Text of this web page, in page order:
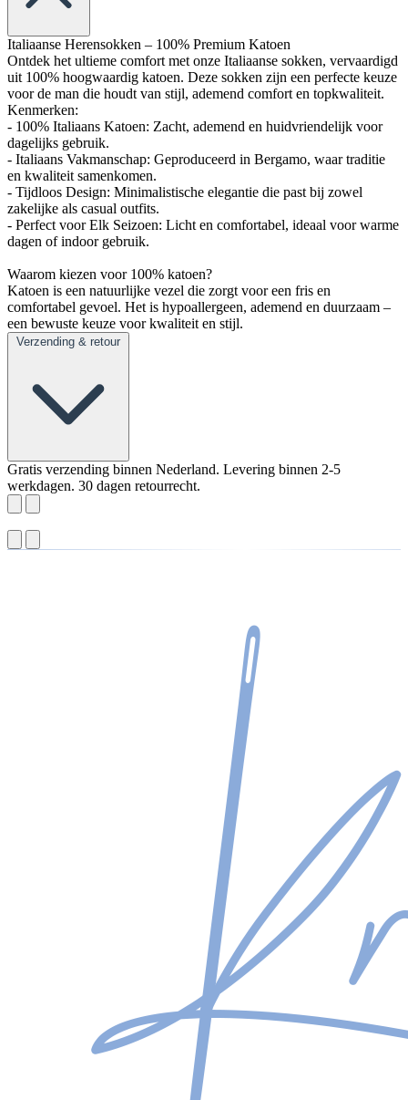
Italiaanse Herensokken – 100% Premium Katoen
Ontdek het ultieme comfort met onze Italiaanse sokken, vervaardigd
uit 100% hoogwaardig katoen. Deze sokken zijn een perfecte keuze
voor de man die houdt van stijl, ademend comfort en topkwaliteit.
Kenmerken:
- 100% Italiaans Katoen: Zacht, ademend en huidvriendelijk voor
dagelijks gebruik.
- Italiaans Vakmanschap: Geproduceerd in Bergamo, waar traditie
en kwaliteit samenkomen.
- Tijdloos Design: Minimalistische elegantie die past bij zowel
zakelijke als casual outfits.
- Perfect voor Elk Seizoen: Licht en comfortabel, ideaal voor warme
dagen of indoor gebruik.
Waarom kiezen voor 100% katoen?
Katoen is een natuurlijke vezel die zorgt voor een fris en
comfortabel gevoel. Het is hypoallergeen, ademend en duurzaam –
een bewuste keuze voor kwaliteit en stijl.
Verzending & retour
Gratis verzending binnen Nederland. Levering binnen 2-5
werkdagen. 30 dagen retourrecht.